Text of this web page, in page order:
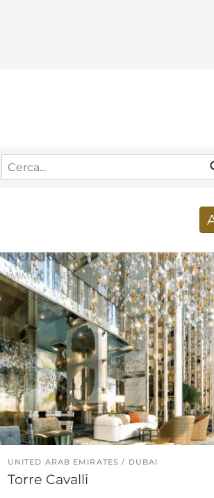
Indirizzo e-mail*
UNITED ARAB EMIRATES DUBAI
Torre Cavalli